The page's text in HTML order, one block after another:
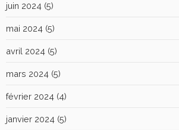
juin 2024 (5)
mai 2024 (5)
avril 2024 (5)
mars 2024 (5)
février 2024 (4)
janvier 2024 (5)